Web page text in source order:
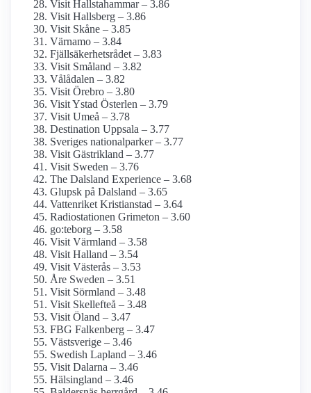
Visit Hallstahammar – 3.86
Visit Hallsberg – 3.86
Visit Skåne – 3.85
Värnamo – 3.84
Fjällsäkerhetsrådet – 3.83
Visit Småland – 3.82
Vålådalen – 3.82
Visit Örebro – 3.80
Visit Ystad Österlen – 3.79
Visit Umeå – 3.78
Destination Uppsala – 3.77
Sveriges nationalparker – 3.77
Visit Gästrikland – 3.77
Visit Sweden – 3.76
The Dalsland Experience – 3.68
Glupsk på Dalsland – 3.65
Vattenriket Kristianstad – 3.64
Radiostationen Grimeton – 3.60
go:teborg – 3.58
Visit Värmland – 3.58
Visit Halland – 3.54
Visit Västerås – 3.53
Åre Sweden – 3.51
Visit Sörmland – 3.48
Visit Skellefteå – 3.48
Visit Öland – 3.47
FBG Falkenberg – 3.47
Västsverige – 3.46
Swedish Lapland – 3.46
Visit Dalarna – 3.46
Hälsingland – 3.46